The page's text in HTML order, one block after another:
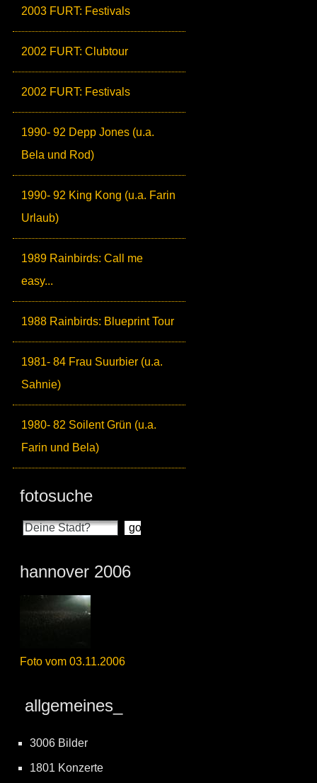
2003 FURT: Festivals
2002 FURT: Clubtour
2002 FURT: Festivals
1990- 92 Depp Jones (u.a.
Bela und Rod)
1990- 92 King Kong (u.a. Farin
Urlaub)
1989 Rainbirds: Call me
easy...
1988 Rainbirds: Blueprint Tour
1981- 84 Frau Suurbier (u.a.
Sahnie)
1980- 82 Soilent Grün (u.a.
Farin und Bela)
fotosuche
hannover 2006
Foto vom 03.11.2006
allgemeines_
3006 Bilder
1801 Konzerte